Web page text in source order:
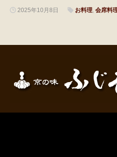
2025年10月8日 お料理 会席料